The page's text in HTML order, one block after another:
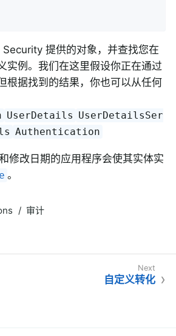
提供的对象，并查找您在
实例。我们在这里假设你正在通过
根据找到的结果，你也可以从任何
UserDetails UserDetailsSer
Authentication
修改日期的应用程序会使其实体实
。
审计
自定义转化